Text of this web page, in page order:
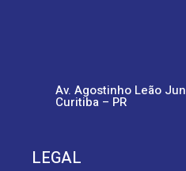
Av. Agostinho Leão
Curitiba – PR
LEGAL